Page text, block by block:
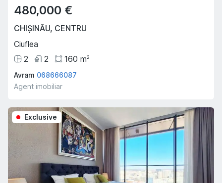
480,000 €
CHIȘINĂU, CENTRU
Ciuflea
2
2 160 m2
Avram 068666087
Agent imobiliar
Exclusive